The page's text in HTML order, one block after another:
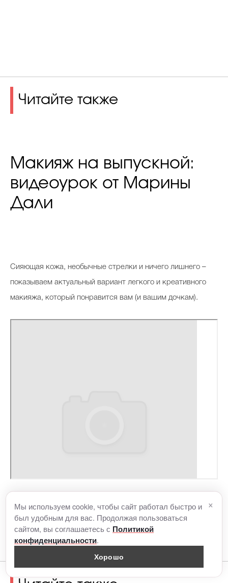
Читайте также
Макияж на выпускной:
видеоурок от Марины
Дали
Сияющая кожа, необычные стрелки и ничего лишнего –
показываем актуальный вариант легкого и креативного
макияжа, который понравится вам (и вашим дочкам).
Мы используем cookie, чтобы сайт работал быстро и
был удобным для вас. Продолжая пользоваться
сайтом, вы соглашаетесь с Политикой
конфиденциальности.
Хорошо
×